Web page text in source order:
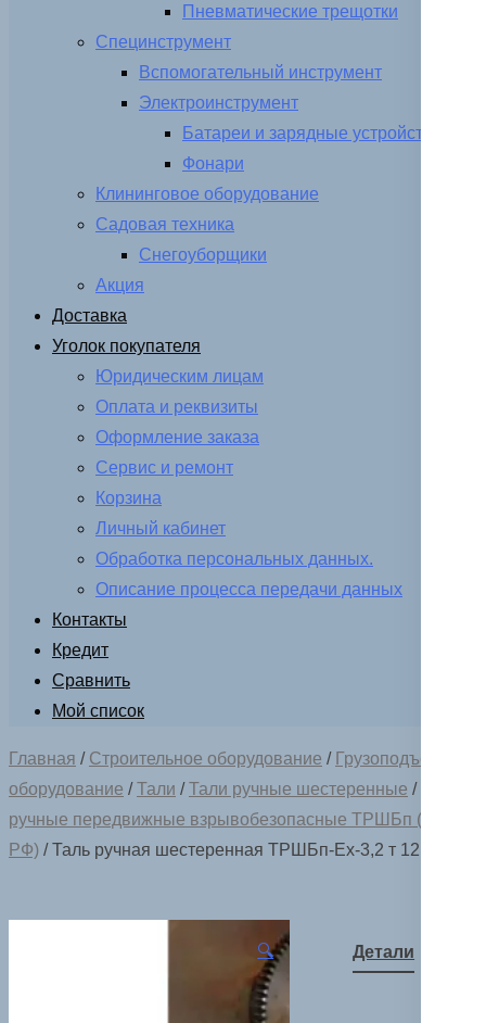
Пневматические трещотки
Специнструмент
Вспомогательный инструмент
Электроинструмент
Батареи и зарядные устройства
Фонари
Клининговое оборудование
Садовая техника
Снегоуборщики
Акция
Доставка
Уголок покупателя
Юридическим лицам
Оплата и реквизиты
Оформление заказа
Сервис и ремонт
Корзина
Личный кабинет
Обработка персональных данных.
Описание процесса передачи данных
Контакты
Кредит
Сравнить
Мой список
Главная / Строительное оборудование / Грузоподъемное
оборудование /Тали /Тали ручные шестеренные /
ручные передвижные взрывобезопасные ТРШБп (пр-ва
РФ) / Таль ручная шестеренная ТРШБп-Ех-3,2 т 12 м
🔍 Детали